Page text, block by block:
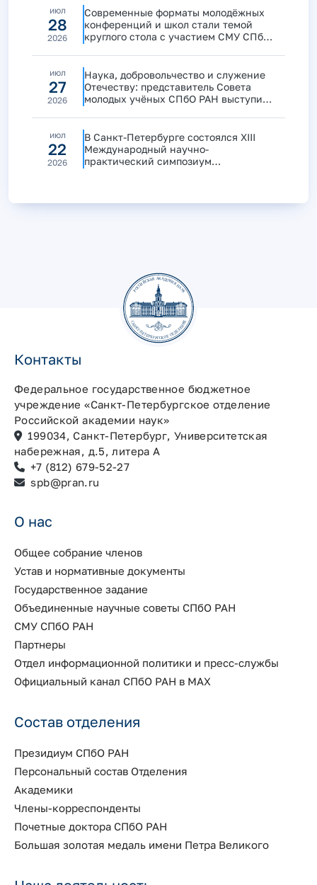
июл
28
2026
Современные форматы молодёжных
конференций и школ стали темой
круглого стола с участием СМУ СПбО
июл
27
2026
Наука, добровольчество и служение
Отечеству: представитель Совета
молодых учёных СПбО РАН выступила
июл
22
2026
В Санкт-Петербурге состоялся XIII
Международный научно-
практический симпозиум
Контакты
Федеральное государственное бюджетное
учреждение «Санкт-Петербургское отделение
Российской академии наук»
199034, Санкт-Петербург, Университетская
набережная, д.5, литера А
+7 (812) 679-52-27
spb@pran.ru
О нас
Общее собрание членов
Устав и нормативные документы
Государственное задание
Объединенные научные советы СПбО РАН
СМУ СПбО РАН
Партнеры
Отдел информационной политики и пресс-службы
Официальный канал СПбО РАН в MAX
Состав отделения
Президиум СПбО РАН
Персональный состав Отделения
Академики
Члены-корреспонденты
Почетные доктора СПбО РАН
Большая золотая медаль имени Петра Великого